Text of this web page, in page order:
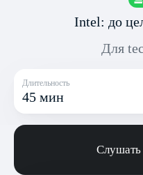
Intel: до
Для
Длительность
45 мин